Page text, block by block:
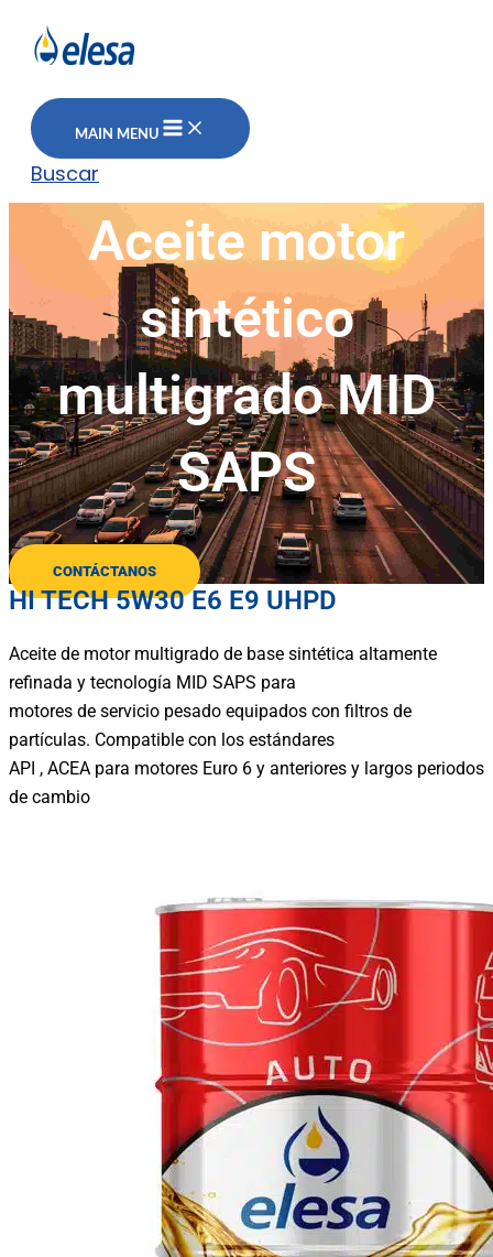
MAIN MENU
Buscar
Aceite motor
sintético
multigrado MID
SAPS
CONTÁCTANOS
HI TECH 5W30 E6 E9 UHPD
Aceite de motor multigrado de base sintética altamente
refinada y tecnología MID SAPS para
motores de servicio pesado equipados con filtros de
partículas. Compatible con los estándares
API , ACEA para motores Euro 6 y anteriores y largos periodos
de cambio